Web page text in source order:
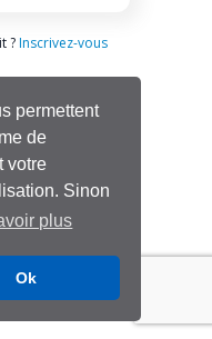
permettent
de
votre
Sinon
plus
Ok
? Inscrivez-vous